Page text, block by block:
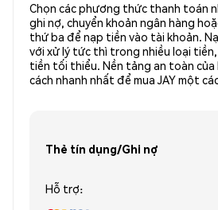
Chọn các phương thức thanh toán
ghi nợ, chuyển khoản ngân hàng
thứ ba để nạp tiền vào tài khoản.
với xử lý tức thì trong nhiều loại tiền,
tiền tối thiểu. Nền tảng an toàn của
cách nhanh nhất để mua JAY một
Thẻ tín dụng/Ghi nợ
Hỗ trợ: